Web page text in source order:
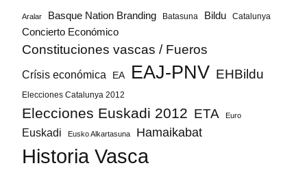
Aralar Basque Nation Branding Batasuna Bildu Catalunya
Concierto Económico
Constituciones vascas / Fueros
Crísis económica EA EAJ-PNV EHBildu
Elecciones Catalunya 2012
Elecciones Euskadi 2012 ETA Euro
Euskadi Eusko Alkartasuna Hamaikabat
Historia Vasca